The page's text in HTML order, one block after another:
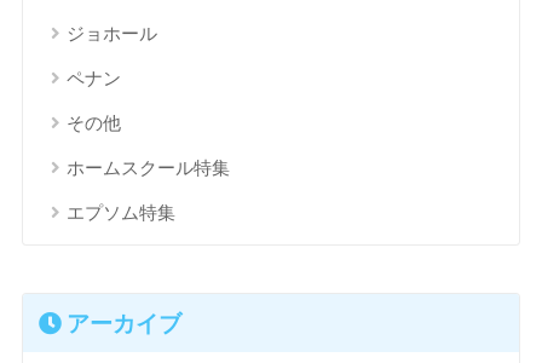
ジョホール
ペナン
その他
ホームスクール特集
エプソム特集
アーカイブ